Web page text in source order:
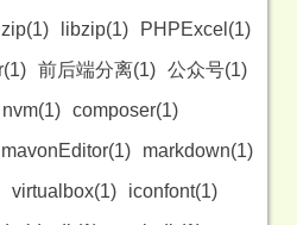
zip(1) libzip(1)
PHPExcel(1)
前后端分离(1) 公众号(1)
nvm(1) composer(1)
mavonEditor(1)
markdown(1)
virtualbox(1)
iconfont(1)